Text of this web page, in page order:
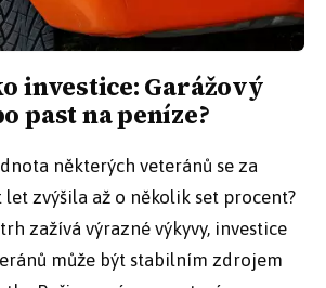
investice: Garážový
past na peníze?
některých veteránů se za
let zvýšila až o několik set procent?
zažívá výrazné výkyvy, investice
může být stabilním zdrojem